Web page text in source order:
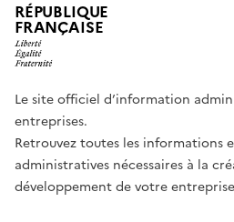
RÉPUBLIQUE
FRANÇAISE
Le site officiel d’information
entreprises.
Retrouvez toutes les informations
administratives nécessaires à la
développement de votre